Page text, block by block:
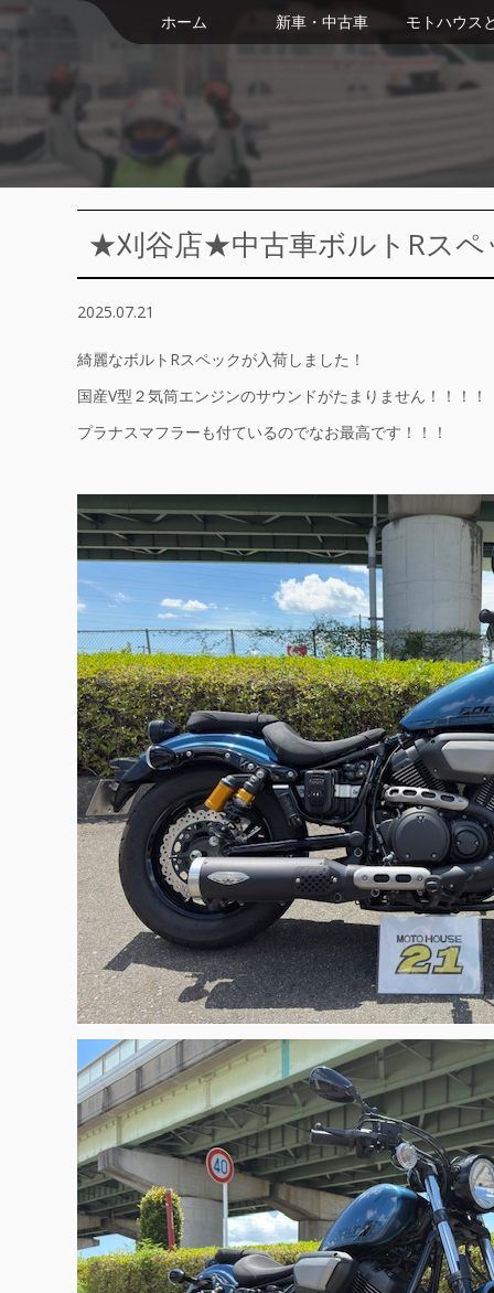
ホーム 新車・中古車 モトハウス
★刈谷店★中古車ボルトRスペ
2025.07.21
綺麗なボルトRスペックが入荷しました！
国産V型２気筒エンジンのサウンドがたまりません！！！！
プラナスマフラーも付ているのでなお最高です！！！